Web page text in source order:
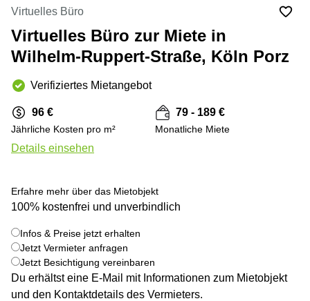
Düsseldorf
Büro
mieten
Köln
Büro
Essen
Büro
mieten
Düsseldorf
mieten
Neuss
Büro
mieten
Hamburg
10
Berlin
Kienberger
Allee 4
Berlin
Schönefeld
8 Hannover
Speditionstraße
21 Regus
Arcus
Park
Torgauer
Mainzer
Landstraße
Frankfurt
Virtuelles Büro
Virtuelles Büro zur Miete in
Wilhelm-Ruppert-Straße, Köln Porz
Verifiziertes Mietangebot
96 €
Jährliche Kosten pro m²
Details einsehen
79 - 189 €
Monatliche Miete
Erfahre mehr über das Mietobjekt
100% kostenfrei und unverbindlich
Infos & Preise jetzt erhalten
Jetzt Vermieter anfragen
Jetzt Besichtigung vereinbaren
Du erhältst eine E-Mail mit Informationen zum Mietobjekt
und den Kontaktdetails des Vermieters.